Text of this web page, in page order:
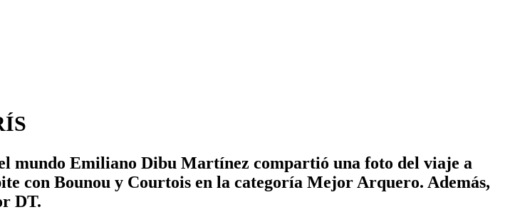
mundo Emiliano Dibu Martínez compartió una foto del viaje a
con Bounou y Courtois en la categoría Mejor Arquero. Además,
DT.